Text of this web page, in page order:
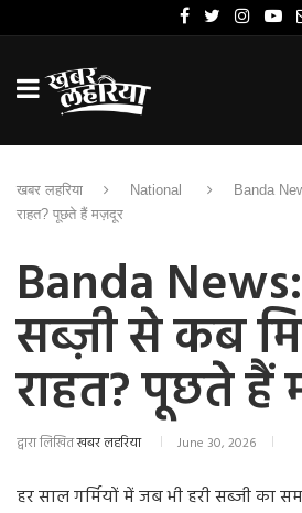
खबर लहरिया National
Banda
राहत? पूछते हैं मज़दूर
Banda
सब्ज़ी से कब
राहत? पूछते हैं
द्वारा लिखितखबर लहरिया June 30, 2026
हर साल गर्मियों में जब भी हरी सब्जी का